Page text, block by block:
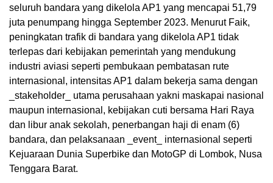
seluruh bandara yang dikelola AP1 yang mencapai 51,79
juta penumpang hingga September 2023. Menurut Faik,
peningkatan trafik di bandara yang dikelola AP1 tidak
terlepas dari kebijakan pemerintah yang mendukung
industri aviasi seperti pembukaan pembatasan rute
internasional, intensitas AP1 dalam bekerja sama dengan
_stakeholder_ utama perusahaan yakni maskapai nasional
maupun internasional, kebijakan cuti bersama Hari Raya
dan libur anak sekolah, penerbangan haji di enam (6)
bandara, dan pelaksanaan _event_ internasional seperti
Kejuaraan Dunia Superbike dan MotoGP di Lombok, Nusa
Tenggara Barat.